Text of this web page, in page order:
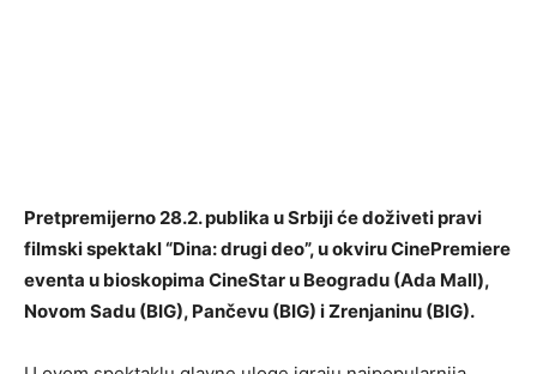
Pretpremijerno 28.2. publika u Srbiji će doživeti pravi
filmski spektakl “Dina: drugi deo”, u okviru CinePremiere
eventa u bioskopima CineStar u Beogradu (Ada Mall),
Novom Sadu (BIG), Pančevu (BIG) i Zrenjaninu (BIG).